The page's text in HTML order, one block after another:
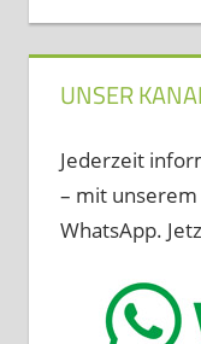
UNSER
Jederzeit
– mit
WhatsApp.